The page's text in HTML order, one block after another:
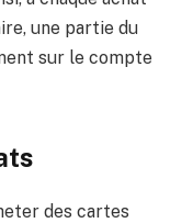
une partie du
sur le compte
des cartes